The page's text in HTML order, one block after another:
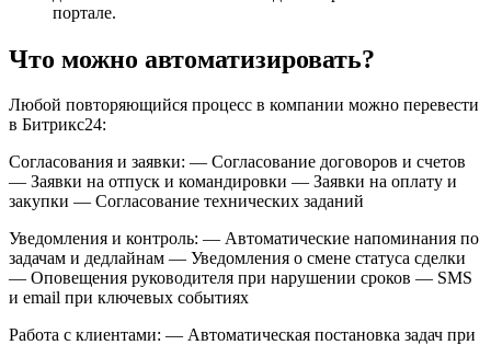
портале.
Что можно автоматизировать?
Любой повторяющийся процесс в компании можно перевести
в Битрикс24:
Согласования и заявки: — Согласование договоров и счетов
— Заявки на отпуск и командировки — Заявки на оплату и
закупки — Согласование технических заданий
Уведомления и контроль: — Автоматические напоминания по
задачам и дедлайнам — Уведомления о смене статуса сделки
— Оповещения руководителя при нарушении сроков — SMS
и email при ключевых событиях
Работа с клиентами: — Автоматическая постановка задач при